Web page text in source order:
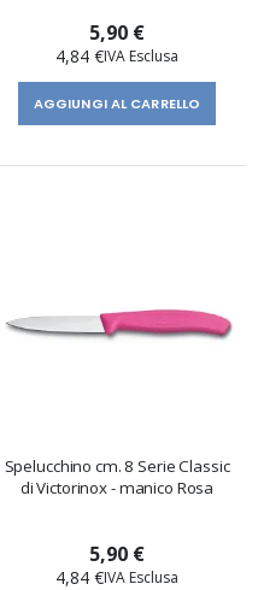
5,90 €
4,84 €
AGGIUNGI AL CARRELLO
Spelucchino cm. 8 Serie Classic
di Victorinox - manico Rosa
5,90 €
4,84 €